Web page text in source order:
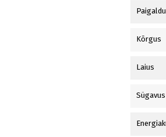
Kõrgus
Laius
Sügavus